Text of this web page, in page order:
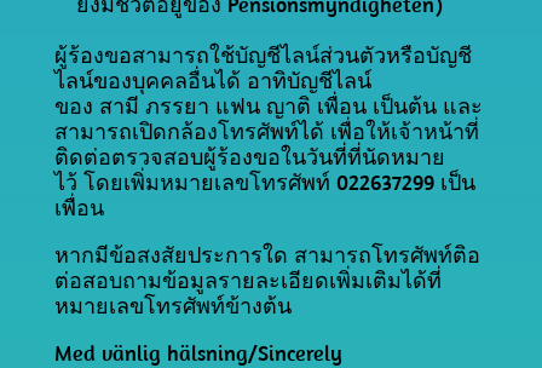
ผู้ร้องขอสามารถใช้บัญชีไลน์ส่วนตัวหรือบัญชี
ไลน์ของบุคคลอื่นได้ อาทิบัญชีไลน์
ของ สามี ภรรยา แฟน ญาติ เพื่อน เป็นต้น และ
สามารถเปิดกล้องโทรศัพท์ได้ เพื่อให้เจ้าหน้าที่
ติดต่อตรวจสอบผู้ร้องขอในวันที่ที่นัดหมาย
ไว้ โดยเพิ่มหมายเลขโทรศัพท์ 022637299 เป็น
เพื่อน
หากมีข้อสงสัยประการใด สามารถโทรศัพท์ติอ
ต่อสอบถามข้อมูลรายละเอียดเพิ่มเติมได้ที่
หมายเลขโทรศัพท์ข้างต้น
Med vänlig hälsning/Sincerely